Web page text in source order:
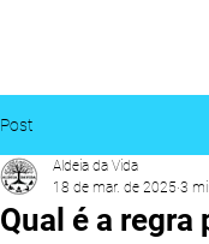
Post
Qual é a regra
Aldeia da Vida
18 de mar. de 2025 3